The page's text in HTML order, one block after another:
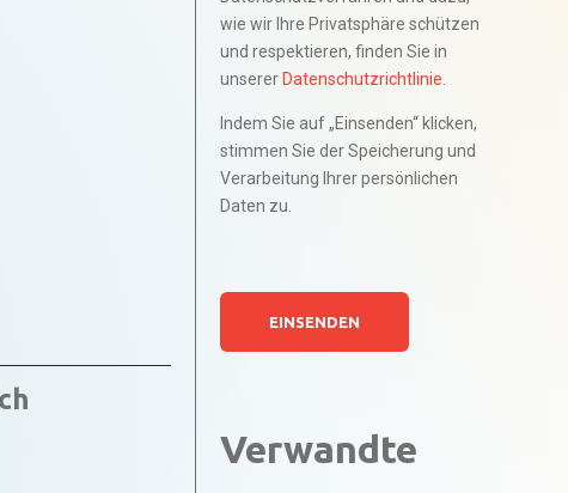
wie wir Ihre Privatsphäre schützen
und respektieren, finden Sie in
unserer Datenschutzrichtlinie
Indem Sie auf „Einsenden“ klicken,
stimmen Sie der Speicherung und
Verarbeitung Ihrer persönlichen
Daten zu.
Verwandte